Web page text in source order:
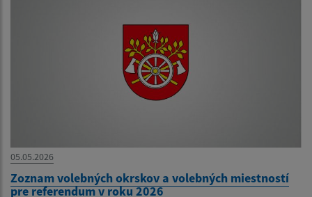
05.05.2026
Zoznam volebných okrskov a volebných miestností
pre referendum v roku 2026